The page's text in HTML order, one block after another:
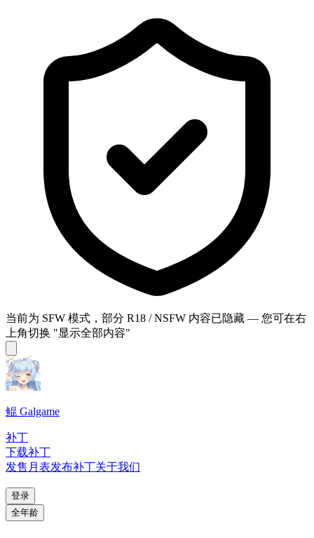
当前为 SFW 模式，部分 R18 / NSFW 内容已隐藏 — 您可在右
上角切换 "显示全部内容"
鲲 Galgame
补丁
下载补丁
发售月表发布补丁关于我们
登录
全年龄